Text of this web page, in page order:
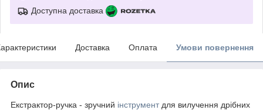
Доступна доставка
Доставка Оплата Умови повернення
Опис
Екстрактор-ручка - зручний інструментдля вилучення дрібних